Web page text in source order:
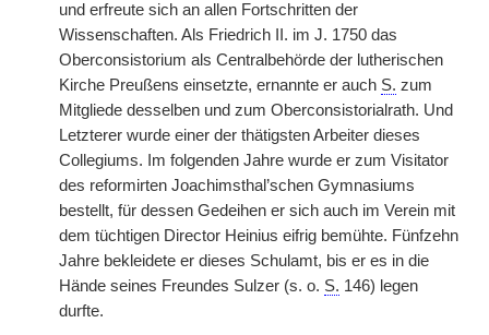
und erfreute sich an allen Fortschritten der
Wissenschaften. Als Friedrich II. im J. 1750 das
Oberconsistorium als Centralbehörde der lutherischen
Kirche Preußens einsetzte, ernannte er auch S. zum
Mitgliede desselben und zum Oberconsistorialrath. Und
Letzterer wurde einer der thätigsten Arbeiter dieses
Collegiums. Im folgenden Jahre wurde er zum Visitator
des reformirten Joachimsthal’schen Gymnasiums
bestellt, für dessen Gedeihen er sich auch im Verein mit
dem tüchtigen Director Heinius eifrig bemühte. Fünfzehn
Jahre bekleidete er dieses Schulamt, bis er es in die
Hände seines Freundes Sulzer (s. o. S. 146) legen
durfte.